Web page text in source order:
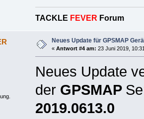
TACKLE FEVER Forum
Neues Update für GPSMAP
« Antwort #4 am: 23 Juni 2019,
Neues Update
der GPSMAP
2019.0613.0